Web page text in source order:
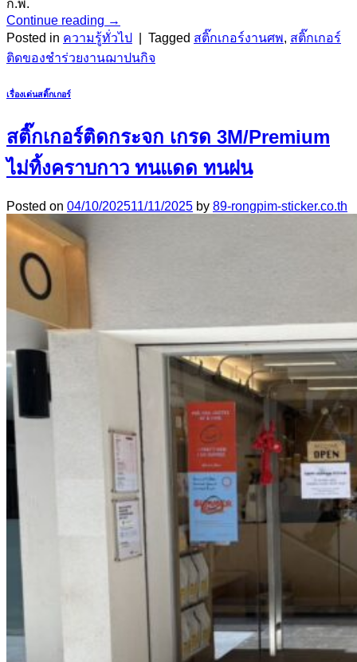
ก.พ.
Continue reading →
Posted in ความรู้ทั่วไป Tagged สติ๊กเกอร์งานศพ, สติ๊กเกอร์
ติดของชําร่วยงานฌาปนกิจ
เรื่องเด่นสติ๊กเกอร์
สติ๊กเกอร์ติดกระจก เกรด 3M/Premium
ไม่ทิ้งคราบกาว ทนแดด ทนฝน
Posted on 04/10/202511/11/2025 by 89-rongpim-sticker.co.th